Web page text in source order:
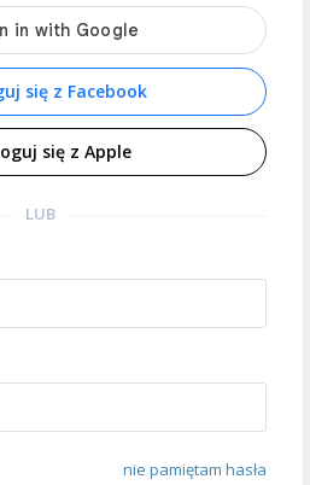
się z Facebook
się z Apple
LUB
nie pamiętam hasła